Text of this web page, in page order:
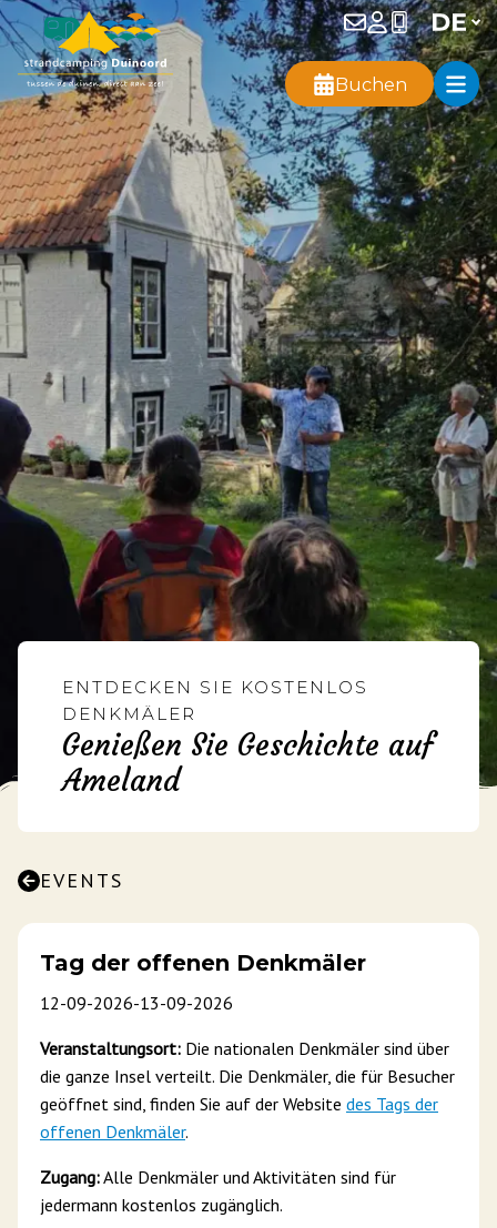
Buchen
ENTDECKEN SIE KOSTENLOS
DENKMÄLER
Genießen Sie Geschichte auf
Ameland
EVENTS
Tag der offenen Denkmäler
12-09-2026-13-09-2026
Veranstaltungsort: Die nationalen Denkmäler sind über
die ganze Insel verteilt. Die Denkmäler, die für Besucher
geöffnet sind, finden Sie auf der Website des Tags der
offenen Denkmäler.
Zugang:Alle Denkmäler und Aktivitäten sind für
jedermann kostenlos zugänglich.